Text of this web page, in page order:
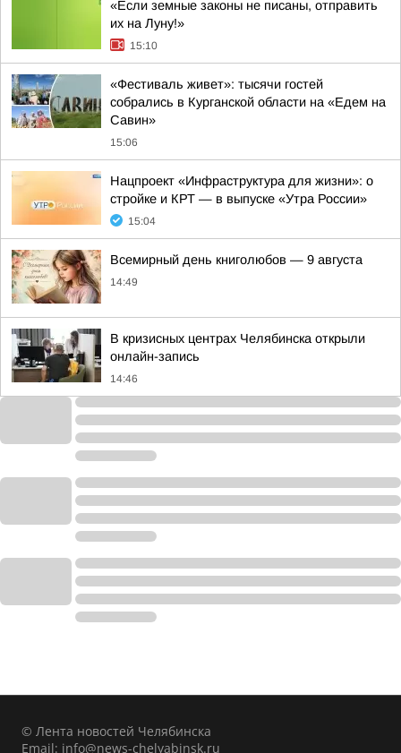
«Если земные законы не писаны, отправить
их на Луну!»
15:10
«Фестиваль живет»: тысячи гостей
собрались в Курганской области на «Едем на
Савин»
15:06
Нацпроект «Инфраструктура для жизни»: о
стройке и КРТ — в выпуске «Утра России»
15:04
Всемирный день книголюбов — 9 августа
14:49
В кризисных центрах Челябинска открыли
онлайн-запись
14:46
© Лента новостей Челябинска
Email: info@news-chelyabinsk.ru